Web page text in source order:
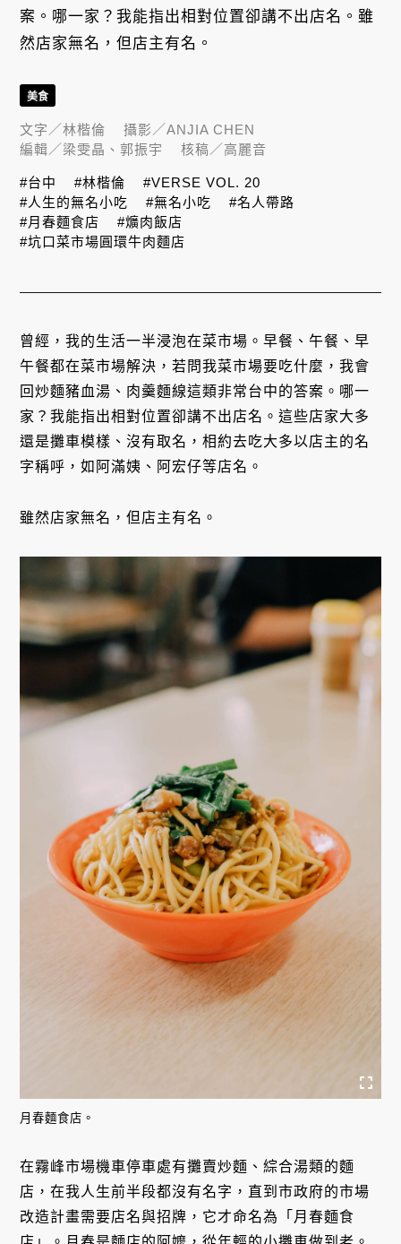
案。哪一家？我能指出相對位置卻講不出店名。雖
然店家無名，但店主有名。
曾經，我的生活一半浸泡在菜市場。早餐、午餐、早
午餐都在菜市場解決，若問我菜市場要吃什麼，我會
回炒麵豬血湯、肉羹麵線這類非常台中的答案。哪一
家？我能指出相對位置卻講不出店名。這些店家大多
還是攤車模樣、沒有取名，相約去吃大多以店主的名
字稱呼，如阿滿姨、阿宏仔等店名。
雖然店家無名，但店主有名。
月春麵食店。
在霧峰市場機車停車處有攤賣炒麵、綜合湯類的麵
店，在我人生前半段都沒有名字，直到市政府的市場
改造計畫需要店名與招牌，它才命名為「月春麵食
美食
文字／林楷倫 攝影／ANJIA CHEN
編輯／梁雯晶、郭振宇 核稿／高麗音
#台中 #林楷倫
#VERSE VOL. 20
#人生的無名小吃
#無名小吃
#名人帶路
#月春麵食店
#爌肉飯店
#坑口菜市場圓環牛肉麵店